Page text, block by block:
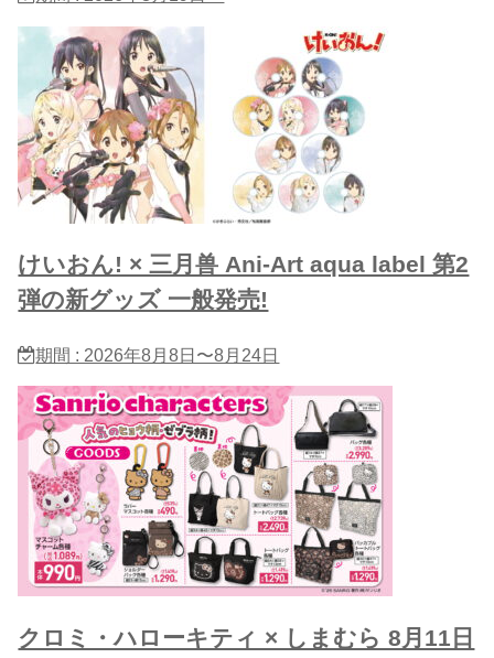
けいおん! × 三月兽 Ani-Art aqua label 第2
弾の新グッズ 一般発売!
期間 : 2026年8月8日〜8月24日
クロミ・ハローキティ × しまむら 8月11日